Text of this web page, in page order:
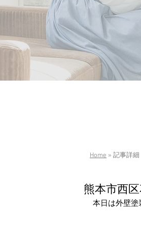
Home » 記事詳細
熊本市西
本日は外壁塗